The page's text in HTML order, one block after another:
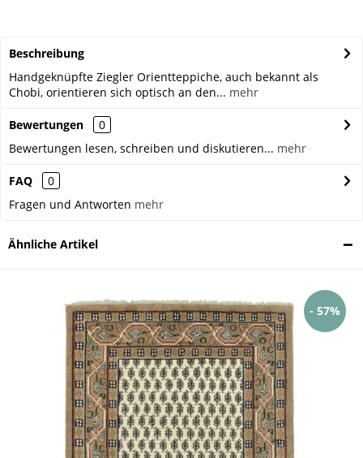
Beschreibung
Handgeknüpfte Ziegler Orientteppiche, auch bekannt als
Chobi, orientieren sich optisch an den... mehr
Bewertungen
0
Bewertungen lesen, schreiben und diskutieren... mehr
FAQ
0
Fragen und Antworten mehr
Ähnliche Artikel
- 57%